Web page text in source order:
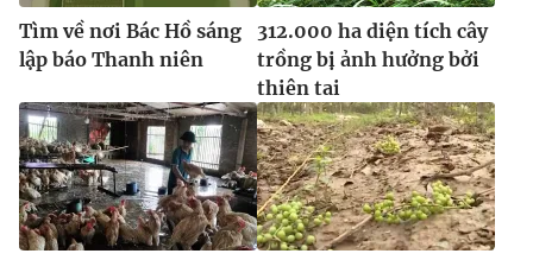
Tìm về nơi Bác Hồ sáng
lập báo Thanh niên
312.000 ha diện tích cây
trồng bị ảnh hưởng bởi
thiên tai